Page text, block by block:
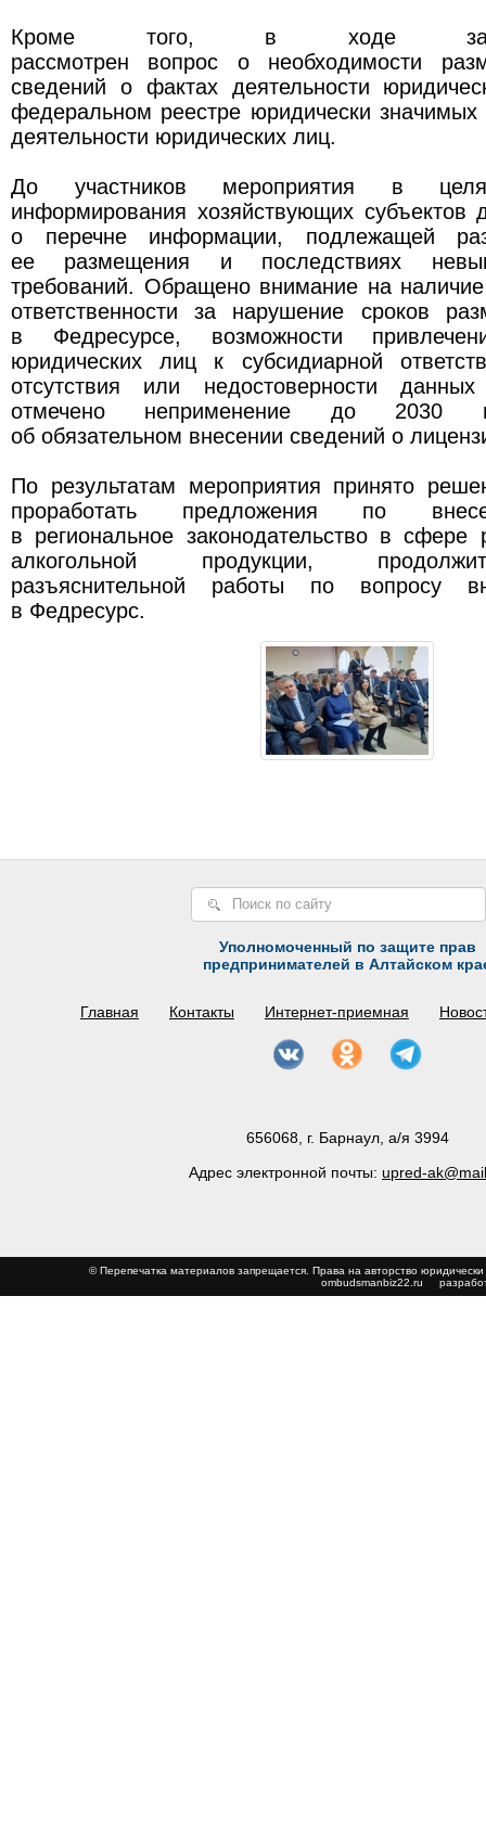
Кроме того, в ходе
рассмотрен вопрос о необходимости
сведений о фактах деятельности
федеральном реестре юридически
деятельности юридических лиц.
До участников мероприятия в
информирования хозяйствующих субъектов
о перечне информации, подлежащей
ее размещения и последствиях
требований. Обращено внимание на
ответственности за нарушение сроков
в Федресурсе, возможности
юридических лиц к субсидиарной
отсутствия или недостоверности
отмечено неприменение до 2030
об обязательном внесении сведений о
По результатам мероприятия принято
проработать предложения по
в региональное законодательство в сфере
алкогольной продукции,
разъяснительной работы по вопросу
в Федресурс.
Уполномоченный по защите прав
предпринимателей в Алтайском
Главная Контакты Интернет-приемная
656068, г. Барнаул, а/я 3994
Адрес электронной почты: upred-
© Перепечатка материалов запрещается. Права на авторство
ombudsmanbiz22.ru